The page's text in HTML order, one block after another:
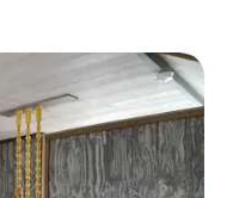
appréciés